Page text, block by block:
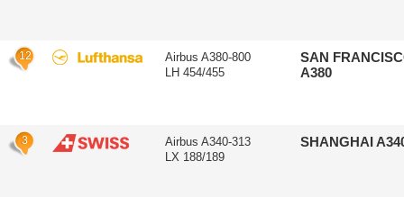
12
Airbus A380-800
LH 454/455
SAN
A380
3
Airbus A340-313
LX 188/189
SHANGHAI